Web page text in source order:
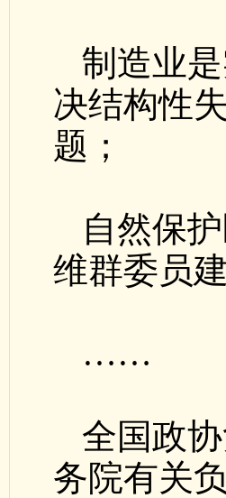
制造业
决结构性
题；
自然保
维群委员
……
全国政
务院有关